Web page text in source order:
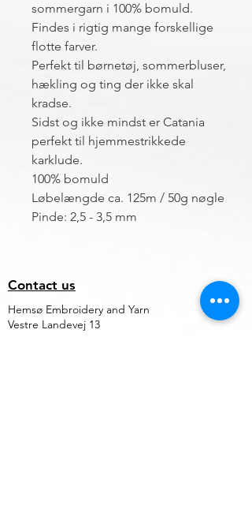
sommergarn i 100% bomuld.
Findes i rigtig mange forskellige
flotte farver.
Perfekt til børnetøj, sommerbluser,
hækling og ting der ikke skal
kradse.
Sidst og ikke mindst er Catania
perfekt til hjemmestrikkede
karklude.
100% bomuld
Løbelængde ca. 125m / 50g nøgle
Pinde: 2,5 - 3,5 mm
Contact us
Hemsø Embroidery and Yarn
Vestre Landevej 13